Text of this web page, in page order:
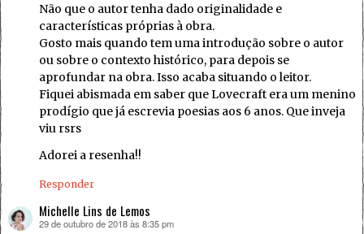
Não que o autor tenha dado originalidade e
características próprias à obra.
Gosto mais quando tem uma introdução sobre o autor
ou sobre o contexto histórico, para depois se
aprofundar na obra. Isso acaba situando o leitor.
Fiquei abismada em saber que Lovecraft era um menino
prodígio que já escrevia poesias aos 6 anos. Que inveja
viu rsrs
Adorei a resenha!!
Responder
Michelle Lins de Lemos
disse:
29 de outubro de 2018 às 8:35 pm